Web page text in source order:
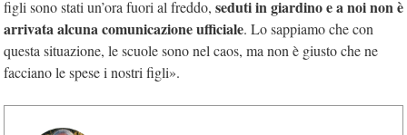
figli sono stati un’ora fuori al freddo, seduti in giardino e a noi non è
arrivata alcuna comunicazione ufficiale. Lo sappiamo che con
questa situazione, le scuole sono nel caos, ma non è giusto che ne
facciano le spese i nostri figli».